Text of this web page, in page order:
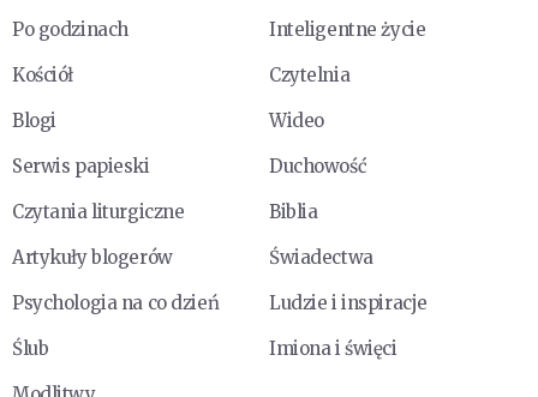
Po godzinach
Inteligentne życie
Kościół
Czytelnia
Blogi
Wideo
Serwis papieski
Duchowość
Czytania liturgiczne
Biblia
Artykuły blogerów
Świadectwa
Psychologia na co dzień
Ludzie i inspiracje
Ślub
Imiona i święci